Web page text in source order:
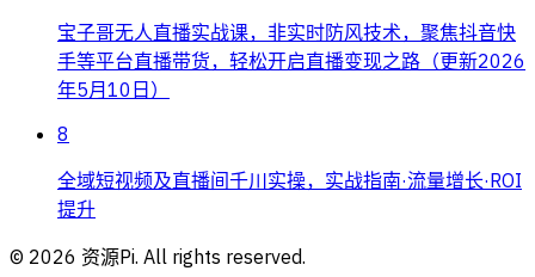
宝子哥无人直播实战课，非实时防风技术，聚焦抖音快
手等平台直播带货，轻松开启直播变现之路（更新2026
年5月10日）
8
全域短视频及直播间千川实操，实战指南·流量增长·ROI
提升
© 2026 资源Pi. All rights reserved.